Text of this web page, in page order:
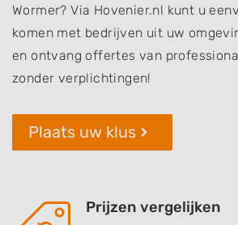
Wormer? Via Hovenier.nl kunt u
komen met bedrijven uit uw
en ontvang offertes van
zonder verplichtingen!
Plaats uw klus
Prijzen vergelijken